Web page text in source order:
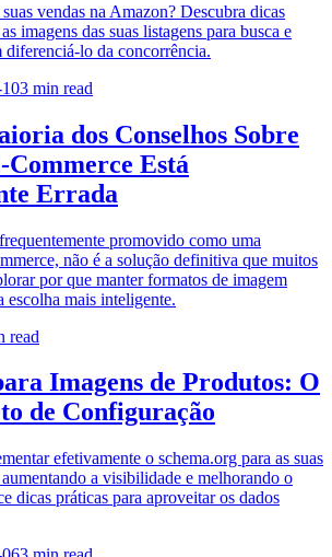
vendas na Amazon? Descubra dicas
imagens das suas listagens para busca e
diferenciá-lo da concorrência.
3 min read
dos Conselhos Sobre
Commerce Está
Errada
promovido como uma
não é a solução definitiva que muitos
por que manter formatos de imagem
escolha mais inteligente.
read
Imagens de Produtos: O
de Configuração
efetivamente o schema.org para as suas
a visibilidade e melhorando o
dicas práticas para aproveitar os dados